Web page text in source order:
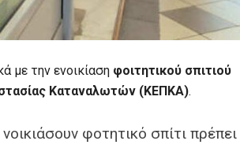
με την ενοικίαση φοιτητικού σπιτιού
Καταναλωτών (ΚΕΠΚΑ).
φοτητικό σπίτι πρέπει